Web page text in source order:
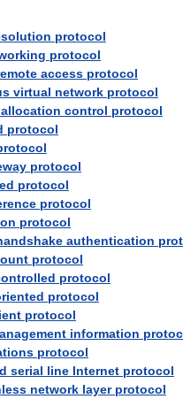
protocol
protocol
access protocol
virtual network protocol
control protocol
protocol
protocol
protocol
protocol
protocol
authentication
protocol
protocol
protocol
protocol
information
protocol
serial line Internet protocol
network layer protocol